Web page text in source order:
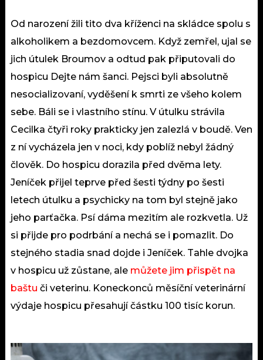
Od narození žili tito dva kříženci na skládce spolu s
alkoholikem a bezdomovcem. Když zemřel, ujal se
jich útulek Broumov a odtud pak připutovali do
hospicu Dejte nám šanci. Pejsci byli absolutně
nesocializovaní, vyděšení k smrti ze všeho kolem
sebe. Báli se i vlastního stínu. V útulku strávila
Cecilka čtyři roky prakticky jen zalezlá v boudě. Ven
z ní vycházela jen v noci, kdy poblíž nebyl žádný
člověk. Do hospicu dorazila před dvěma lety.
Jeníček přijel teprve před šesti týdny po šesti
letech útulku a psychicky na tom byl stejně jako
jeho parťačka. Psí dáma mezitím ale rozkvetla. Už
si přijde pro podrbání a nechá se i pomazlit. Do
stejného stadia snad dojde i Jeníček. Tahle dvojka
v hospicu už zůstane, ale můžete jim přispět na
baštu či veterinu. Koneckonců měsíční veterinární
výdaje hospicu přesahují částku 100 tisíc korun.